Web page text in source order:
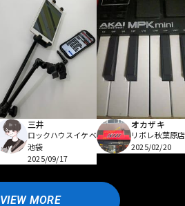
三井
ロックハウスイケベ
池袋
2025/09/17
オカザキ
リボレ秋葉原店
2025/02/20
VIEW MORE